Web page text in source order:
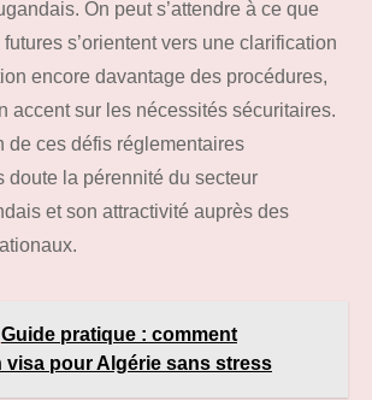
On peut s’attendre à ce que
s’orientent vers une clarification
encore davantage des procédures,
accent sur les nécessités sécuritaires.
de ces défis réglementaires
doute la pérennité du secteur
et son attractivité auprès des
Guide pratique : comment
visa pour Algérie sans stress